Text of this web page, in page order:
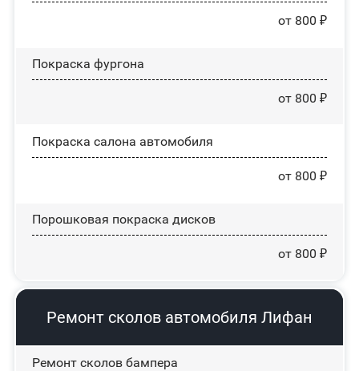
от 800 ₽
Покраска фургона
от 800 ₽
Покраска салона автомобиля
от 800 ₽
Порошковая покраска дисков
от 800 ₽
Ремонт сколов автомобиля Лифан
Ремонт сколов бампера